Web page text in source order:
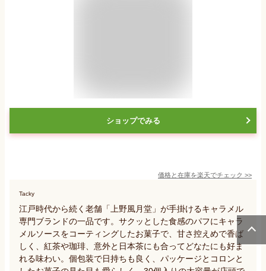
ショップでみる
価格と在庫を楽天でチェック >>
Tacky
江戸時代から続く老舗「上野風月堂」が手掛けるキャラメル
専門ブランドの一品です。サクッとした食感のパフにキャラ
メルソースをコーティングしたお菓子で、甘さ控えめで香ば
しく、紅茶や珈琲、意外と日本茶にも合ってどなたにも好ま
れる味わい。個包装で日持ちも良く、パッケージとコロンと